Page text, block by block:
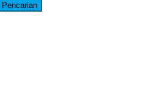
Pencarian